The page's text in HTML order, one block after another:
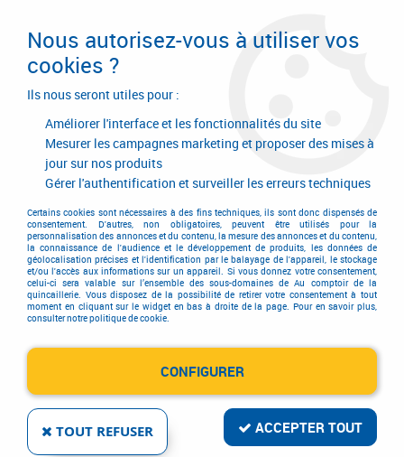
95€ d'achat sur le site* Paiement en 4x
avec Paypal
Accueil>Ferrures de portes et de fenêtres
Seuil et jet d'eau aluminium
Afin d'assurer une étanchéité optimale pour le bas de vos
portes et fenêtres, nous vous proposons un large choix de
seuils : seuil en acier pour porte de garage, seuil aluminium
pour ouvrant extérieur et également une gamme de seuil pour
porte d'entrée.
A découvrir en complément : le jet d'eau aluminium pour
fenêtres et portes d'entrée.
Nous autorisez-vous à utiliser vos
cookies ?
Ils nous seront utiles pour :
Améliorer l'interface et les fonctionnalités du site
Mesurer les campagnes marketing et proposer des mises à
jour sur nos produits
Gérer l'authentification et surveiller les erreurs techniques
Certains cookies sont nécessaires à des fins techniques, ils sont donc dispensés de
consentement. D'autres, non obligatoires, peuvent être utilisés pour la
personnalisation des annonces et du contenu, la mesure des annonces et du contenu,
la connaissance de l'audience et le développement de produits, les données de
géolocalisation précises et l'identification par le balayage de l'appareil, le stockage
et/ou l'accès aux informations sur un appareil. Si vous donnez votre consentement,
celui-ci sera valable sur l’ensemble des sous-domaines de Au comptoir de la
quincaillerie. Vous disposez de la possibilité de retirer votre consentement à tout
moment en cliquant sur le widget en bas à droite de la page. Pour en savoir plus,
consulter notre politique de cookie.
CONFIGURER
TOUT REFUSER ACCEPTER TOUT